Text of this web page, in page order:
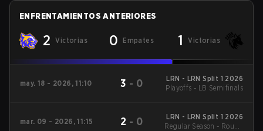
ENFRENTAMIENTOS ANTERIORES
2 Victorias 0 Empates 1 Victorias
may. 18 - 2026, 11:10 3 - 0
LRN - LRN Split 1 2026
Playoffs - LB Semifinals
mar. 09 - 2026, 11:15 2 - 0
LRN - LRN Split 1 2026
Regular Season - Round